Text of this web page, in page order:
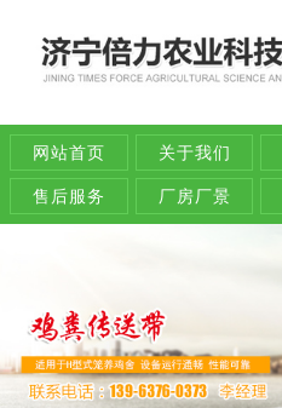
网站首页 关于我们
售后服务 厂房厂景